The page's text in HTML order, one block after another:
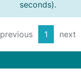
seconds).
previous 1 next